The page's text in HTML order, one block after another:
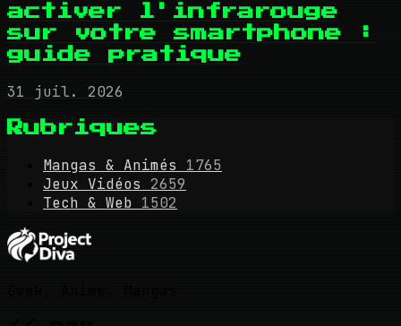
activer l'infrarouge
sur votre smartphone :
guide pratique
31 juil. 2026
Rubriques
Mangas & Animés
1765
Jeux Vidéos
2659
Tech & Web 1502